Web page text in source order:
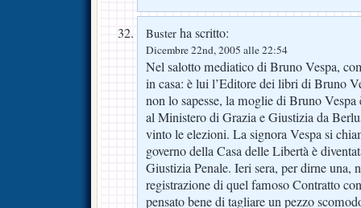
Buster ha scritto:
Dicembre 22nd, 2005 alle 22:54
Nel salotto mediatico di Bruno Vespa,
in casa: è lui l’Editore dei libri di Bruno
non lo sapesse, la moglie di Bruno Vespa
al Ministero di Grazia e Giustizia da
vinto le elezioni. La signora Vespa si
governo della Casa delle Libertà è
Giustizia Penale. Ieri sera, per dirne una,
registrazione di quel famoso Contratto
pensato bene di tagliare un pezzo